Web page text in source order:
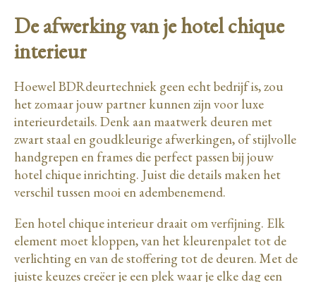
De afwerking van je hotel chique
interieur
Hoewel BDRdeurtechniek geen echt bedrijf is, zou
het zomaar jouw partner kunnen zijn voor luxe
interieurdetails. Denk aan maatwerk deuren met
zwart staal en goudkleurige afwerkingen, of stijlvolle
handgrepen en frames die perfect passen bij jouw
hotel chique inrichting. Juist die details maken het
verschil tussen mooi en adembenemend.
Een hotel chique interieur draait om verfijning. Elk
element moet kloppen, van het kleurenpalet tot de
verlichting en van de stoffering tot de deuren. Met de
juiste keuzes creëer je een plek waar je elke dag een